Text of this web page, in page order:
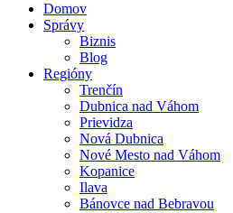
Domov
Správy
Biznis
Blog
Regióny
Trenčín
Dubnica nad Váhom
Prievidza
Nová Dubnica
Nové Mesto nad Váhom
Kopanice
Ilava
Bánovce nad Bebravou